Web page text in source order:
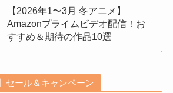
【2026年1〜3月 冬アニメ】
Amazonプライムビデオ配信！お
すすめ＆期待の作品10選
セール＆キャンペーン